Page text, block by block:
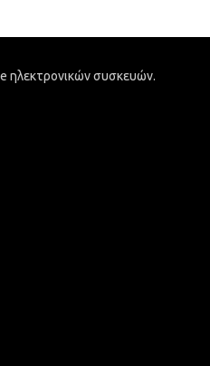
ηλεκτρονικών συσκευών.